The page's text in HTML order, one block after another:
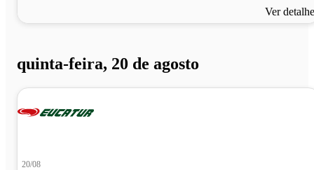
Ver
quinta-feira, 20 de agosto
20/08